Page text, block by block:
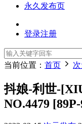
永久发布页
登录注册
当前位置： 首页
抖娘-利世-
NO.4479